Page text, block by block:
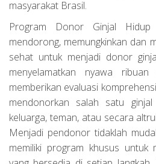
masyarakat Brasil.
Program Donor Ginjal
mendorong, memungkinkan dan
sehat untuk menjadi donor
menyelamatkan nyawa
memberikan evaluasi
mendonorkan salah satu
keluarga, teman, atau secara
Menjadi pendonor tidaklah
memiliki program khusus untuk